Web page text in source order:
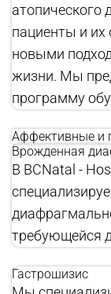
атопического
пациенты и
новыми
жизни. Мы
программу
Аффективные и
Врожденная
В BCNatal -
требующейся
Гастрошизис